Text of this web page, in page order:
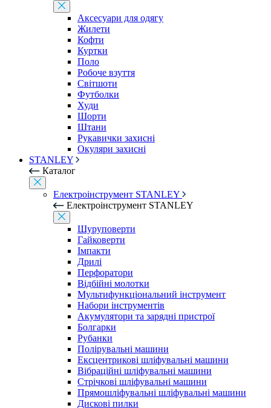
Аксесуари для одягу
Жилети
Кофти
Куртки
Поло
Робоче взуття
Світшоти
Футболки
Худи
Шорти
Штани
Рукавички захисні
Окуляри захисні
STANLEY
Каталог
Електроінструмент STANLEY
Електроінструмент STANLEY
Шуруповерти
Гайковерти
Імпакти
Дрилі
Перфоратори
Відбійні молотки
Мультифункціональний інструмент
Набори інструментів
Акумулятори та зарядні пристрої
Болгарки
Рубанки
Полірувальні машини
Ексцентрикові шліфувальні машини
Вібраційні шліфувальні машини
Стрічкові шліфувальні машини
Прямошліфувальні шліфувальні машини
Дискові пилки